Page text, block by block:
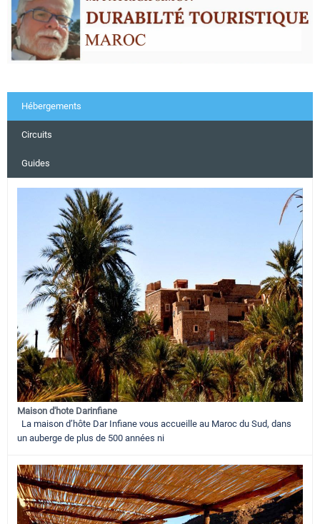
Hébergements
Circuits
Guides
Maison d'hote Darinfiane
La maison d’hôte Dar Infiane vous accueille au Maroc du Sud, dans
un auberge de plus de 500 années ni